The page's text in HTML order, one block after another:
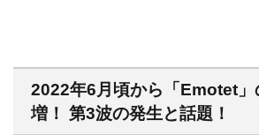
2022年6月頃から「Emotet」
増！ 第3波の発生と話題！